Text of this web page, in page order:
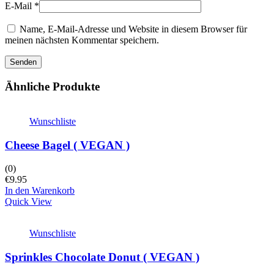
E-Mail *
Name, E-Mail-Adresse und Website in diesem Browser für
meinen nächsten Kommentar speichern.
Ähnliche Produkte
Wunschliste
Cheese Bagel ( VEGAN )
(0)
€9.95
In den Warenkorb
Quick View
Wunschliste
Sprinkles Chocolate Donut ( VEGAN )